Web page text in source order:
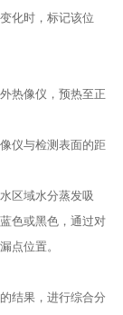
化时，标记该位
热像仪，预热至正
仪与检测表面的距
区域水分蒸发吸
色或黑色，通过对
点位置。​
结果，进行综合分